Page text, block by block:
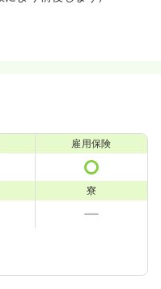
雇用保険
寮